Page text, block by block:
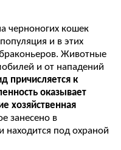
черноногих кошек
и в этих
Животные
и от нападений
причисляется к
оказывает
хозяйственная
занесено в
под охраной